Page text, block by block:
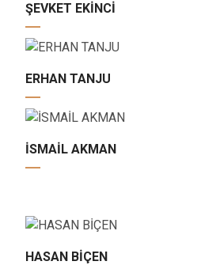
ŞEVKET EKİNCİ
ERHAN TANJU
İSMAİL AKMAN
HASAN BİÇEN